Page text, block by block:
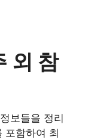
외 참
보들을 정리
포함하여 최